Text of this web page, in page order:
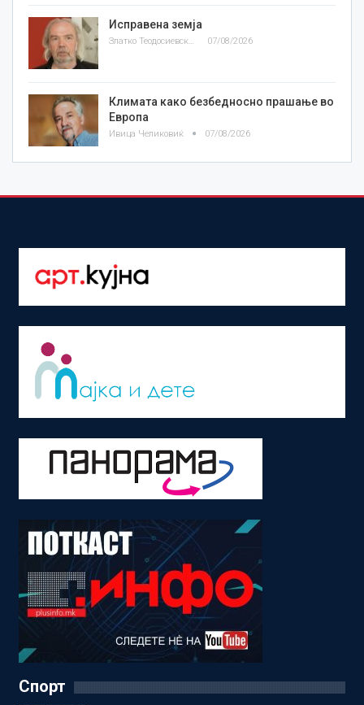
Исправена земја
Златко Теодосиевски 07/08/2026
Климата како безбедносно прашање во
Европа
Ивица Челиковиќ 07/08/2026
Спорт